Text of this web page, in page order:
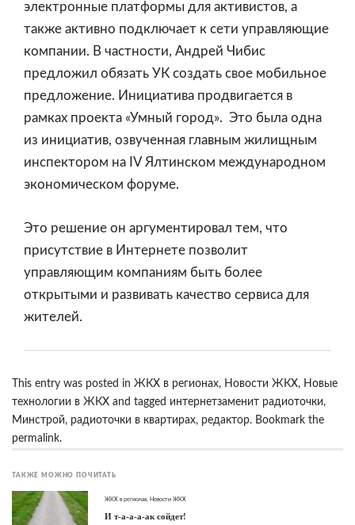
электронные платформы для активистов, а
также активно подключает к сети управляющие
компании. В частности, Андрей Чибис
предложил обязать УК создать свое мобильное
предложение. Инициатива продвигается в
рамках проекта «Умный город». Это была одна
из инициатив, озвученная главным жилищным
инспектором на IV Ялтинском международном
экономическом форуме.
Это решение он аргументировал тем, что
присутствие в Интернете позволит
управляющим компаниям быть более
открытыми и развивать качество сервиса для
жителей.
This entry was posted in ЖКХ в регионах, Новости ЖКХ, Новые
технологии в ЖКХ and tagged интернетзаменит радиоточки,
Минстрой, радиоточки в квартирах, редактор. Bookmark the
permalink.
ТАКЖЕ МОЖНО ПОЧИТАТЬ
ЖКХ в регионах Новости ЖКХ
И т-а-а-а-ак сойдет!